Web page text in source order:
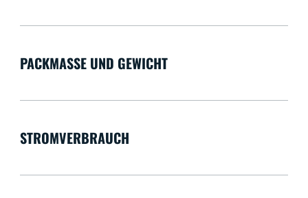
PACKMASSE UND GEWICHT
STROMVERBRAUCH